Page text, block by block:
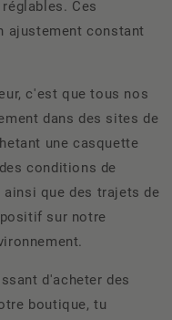
Ces
ajustement constant
c'est que tous nos
dans des sites de
une casquette
conditions de
que des trajets de
sur notre
d'acheter des
boutique, tu